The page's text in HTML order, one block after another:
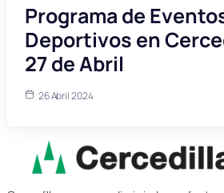
Programa de
Deportivos en
27 de Abril
26 Abril 2024